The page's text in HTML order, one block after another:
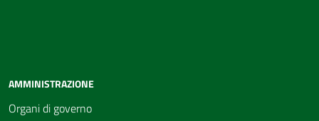
AMMINISTRAZIONE
Organi di governo